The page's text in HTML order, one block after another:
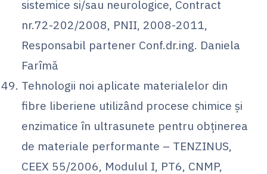
sistemice si/sau neurologice, Contract
nr.72-202/2008, PNII, 2008-2011,
Responsabil partener Conf.dr.ing. Daniela
Farîmă
Tehnologii noi aplicate materialelor din
fibre liberiene utilizând procese chimice şi
enzimatice în ultrasunete pentru obţinerea
de materiale performante – TENZINUS,
CEEX 55/2006, Modulul I, PT6, CNMP,